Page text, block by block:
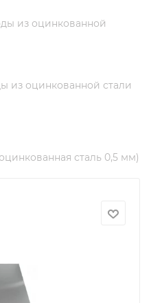
из оцинкованной
из оцинкованной стали
сталь 0,5 мм)